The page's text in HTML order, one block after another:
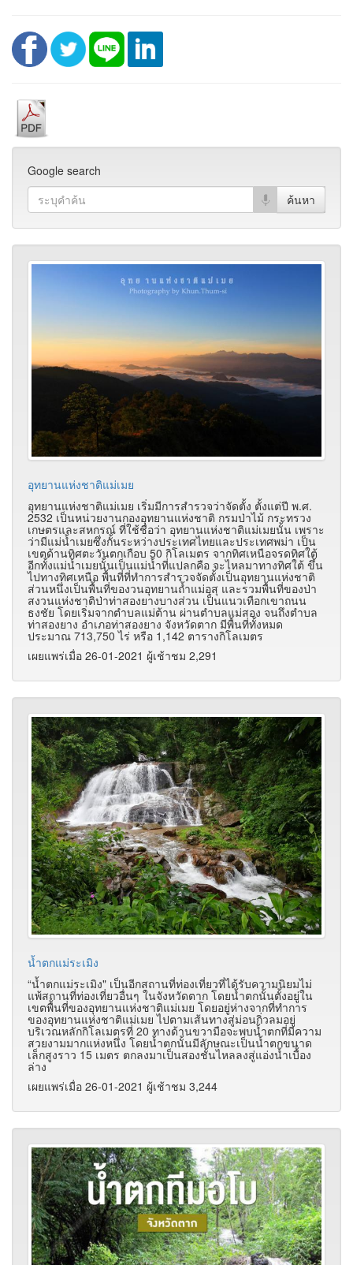
Google search
อุทยานแห่งชาติแม่เมย
อุทยานแห่งชาติแม่เมย เริ่มมีการสำรวจว่าจัดตั้ง ตั้งแต่ปี พ.ศ.
2532 เป็นหน่วยงานกองอุทยานแห่งชาติ กรมป่าไม้ กระทรวง
เกษตรและสหกรณ์ ที่ใช้ชื่อว่า อุทยานแห่งชาติแม่เมยนั้น เพราะ
ว่ามีแม่น้ำเมยซึ่งกั้นระหว่างประเทศไทยและประเทศพม่า เป็น
เขตด้านทิศตะวันตกเกือบ 50 กิโลเมตร จากทิศเหนือจรดทิศใต้
อีกทั้งแม่น้ำเมยนั้นเป็นแม่น้ำที่แปลกคือ จะไหลมาทางทิศใต้ ขึ้น
ไปทางทิศเหนือ พื้นที่ที่ทำการสำรวจจัดตั้งเป็นอุทยานแห่งชาติ
ส่วนหนึ่งเป็นพื้นที่ของวนอุทยานถ้ำแม่อุสุ และรวมพื้นที่ของป่า
สงวนแห่งชาติป่าท่าสองยางบางส่วน เป็นแนวเทือกเขาถนน
ธงชัย โดยเริ่มจากตำบลแม่ต้าน ผ่านตำบลแม่สอง จนถึงตำบล
ท่าสองยาง อำเภอท่าสองยาง จังหวัดตาก มีพื้นที่ทั้งหมด
ประมาณ 713,750 ไร่ หรือ 1,142 ตารางกิโลเมตร
เผยแพร่เมื่อ 26-01-2021 ผู้เช้าชม 2,291
น้ำตกแม่ระเมิง
“น้ำตกแม่ระเมิง" เป็นอีกสถานที่ท่องเที่ยวที่ได้รับความนิยมไม่
แพ้สถานที่ท่องเที่ยวอื่นๆ ในจังหวัดตาก โดยน้ำตกนั้นตั้งอยู่ใน
เขตพื้นที่ของอุทยานแห่งชาติแม่เมย โดยอยู่ห่างจากที่ทำการ
ของอุทยานแห่งชาติแม่เมย ไปตามเส้นทางสู่ม่อนกิ่วลมอยู่
บริเวณหลักกิโลเมตรที่ 20 ทางด้านขวามือจะพบน้ำตกที่มีความ
สวยงามมากแห่งหนึ่ง โดยน้ำตกนั้นมีลักษณะเป็นน้ำตกขนาด
เล็กสูงราว 15 เมตร ตกลงมาเป็นสองชั้นไหลลงสู่แอ่งน้ำเบื้อง
ล่าง
เผยแพร่เมื่อ 26-01-2021 ผู้เช้าชม 3,244